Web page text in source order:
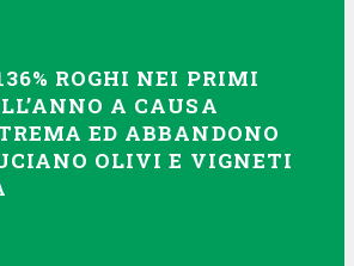
ROGHI NEI PRIMI
A CAUSA
ED ABBANDONO
OLIVI E VIGNETI